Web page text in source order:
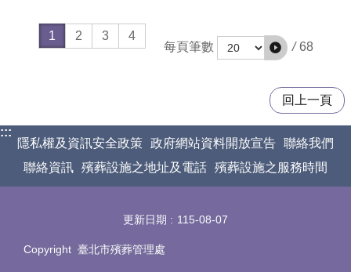
1 2 3
4
每頁筆數
/ 68
回上一頁
:::
隱私權及資訊安全政策 政府網站資料開放宣告 聯絡我們
聯絡資訊 殯葬設施之地址及電話 殯葬設施之服務時間
更新日期 115-08-07
Copyright 臺北市殯葬管理處